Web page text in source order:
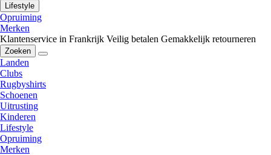
Lifestyle
Opruiming
Merken
Klantenservice in Frankrijk Veilig betalen Gemakkelijk retourneren
Zoeken
Landen
Clubs
Rugbyshirts
Schoenen
Uitrusting
Kinderen
Lifestyle
Opruiming
Merken